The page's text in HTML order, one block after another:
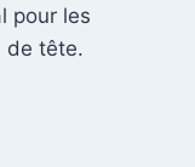
pour les
de tête.